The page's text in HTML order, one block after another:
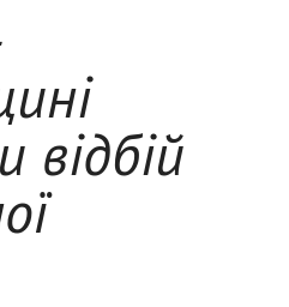
відбій